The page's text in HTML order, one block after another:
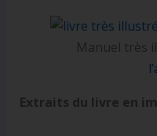
Manuel très
Extraits du livre en